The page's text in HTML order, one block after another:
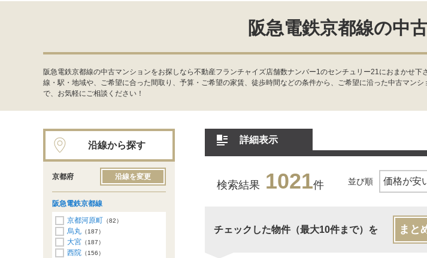
阪急電鉄京都線の中
阪急電鉄京都線の中古マンションをお探しなら不動産フランチャイズ店舗数ナンバー1のセンチュリー21におまかせ
線・駅・地域や、ご希望に合った間取り、予算・ご希望の家賃、徒歩時間などの条件から、ご希望に沿った中古マン
で、お気軽にご相談ください！
詳細表示
検索結果 1021件 並び順
チェックした物件（最大10件まで）を まと
沿線から探す
京都府 沿線を変更
阪急電鉄京都線
京都河原町 （82）
烏丸 （187）
大宮 （187）
西院 （156）